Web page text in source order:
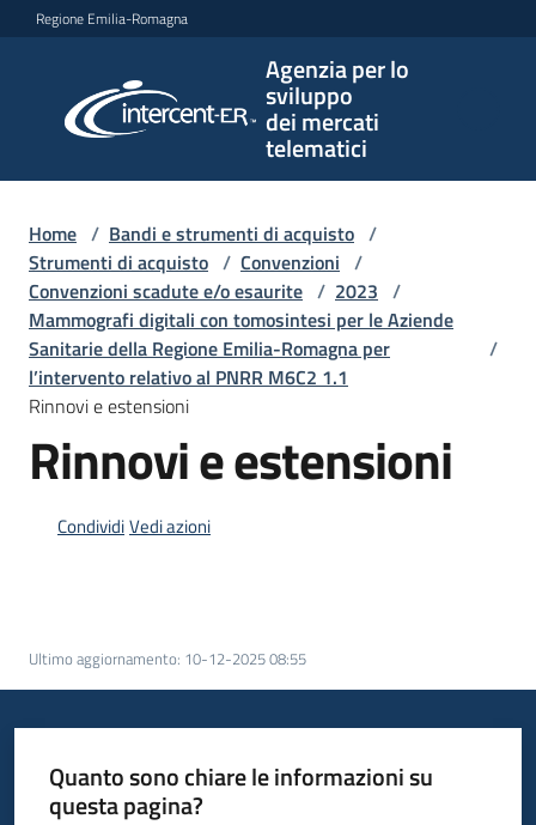
Vai al contenuto
Vai alla navigazione
Vai al footer
Regione Emilia-Romagna
Agenzia per lo
sviluppo
dei mercati
telematici
per lo
sviluppo
telematici
L'Agenzia
Bandi
e
Supporto
telematiche
Home / Bandi e strumenti di acquisto /
Strumenti di acquisto / Convenzioni /
Convenzioni scadute e/o esaurite / 2023 /
Mammografi digitali con tomosintesi per le Aziende
Sanitarie della Regione Emilia-Romagna per
l’intervento relativo al PNRR M6C2 1.1
/
Rinnovi e estensioni
Rinnovi e estensioni
CondividiVedi azioni
Ultimo aggiornamento: 10-12-2025 08:55
Quanto sono chiare le informazioni su
questa pagina?